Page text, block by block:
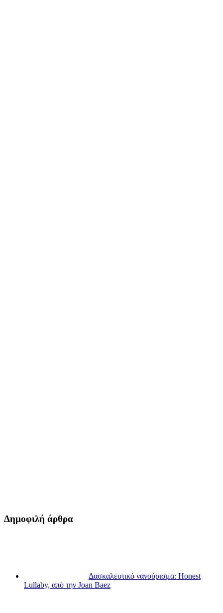
Δημοφιλή άρθρα
Δασκαλευτικό νανούρισμα: Honest
Lullaby, από την Joan Baez